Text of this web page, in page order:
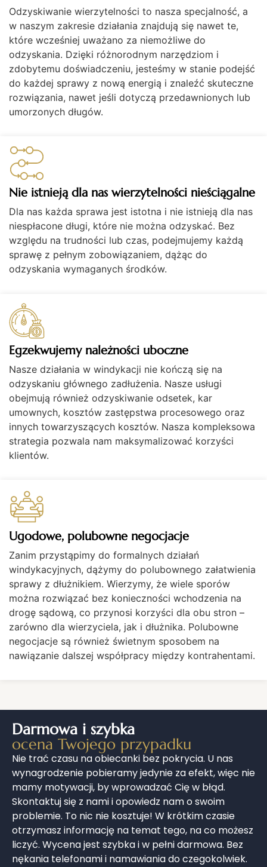
Odzyskiwanie wierzytelności to nasza specjalność, a
w naszym zakresie działania znajdują się nawet te,
które wcześniej uważano za niemożliwe do
odzyskania. Dzięki różnorodnym narzędziom i
zdobytemu doświadczeniu, jesteśmy w stanie podejść
do każdej sprawy z nową energią i znaleźć skuteczne
rozwiązania, nawet jeśli dotyczą przedawnionych lub
umorzonych długów.
Nie istnieją dla nas wierzytelności nieściągalne
Dla nas każda sprawa jest istotna i nie istnieją dla nas
niespłacone długi, które nie można odzyskać. Bez
względu na trudności lub czas, podejmujemy każdą
sprawę z pełnym zobowiązaniem, dążąc do
odzyskania wymaganych środków.
Egzekwujemy należności uboczne
Nasze działania w windykacji nie kończą się na
odzyskaniu głównego zadłużenia. Nasze usługi
obejmują również odzyskiwanie odsetek, kar
umownych, kosztów zastępstwa procesowego oraz
innych towarzyszących kosztów. Nasza kompleksowa
strategia pozwala nam maksymalizować korzyści
klientów.
Ugodowe, polubowne negocjacje
Zanim przystąpimy do formalnych działań
windykacyjnych, dążymy do polubownego załatwienia
sprawy z dłużnikiem. Wierzymy, że wiele sporów
można rozwiązać bez konieczności wchodzenia na
drogę sądową, co przynosi korzyści dla obu stron –
zarówno dla wierzyciela, jak i dłużnika. Polubowne
negocjacje są również świetnym sposobem na
nawiązanie dalszej współpracy między kontrahentami.
Darmowa i szybka
ocena Twojego przypadku
Nie trać czasu na obiecanki bez pokrycia. U nas
wynagrodzenie pobieramy jedynie za efekt, więc nie
mamy motywacji, by wprowadzać Cię w błąd.
Skontaktuj się z nami i opowiedz nam o swoim
problemie. To nic nie kosztuje! W krótkim czasie
otrzymasz informację na temat tego, na co możesz
liczyć. Wycena jest szybka i w pełni darmowa. Bez
nękania telefonami i namawiania do czegokolwiek.